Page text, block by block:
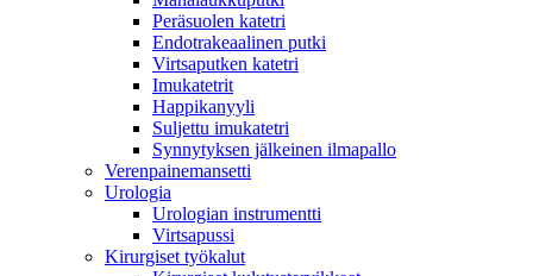
Peräsuolen katetri
Endotrakeaalinen putki
Virtsaputken katetri
Imukatetrit
Happikanyyli
Suljettu imukatetri
Synnytyksen jälkeinen ilmapallo
Verenpainemansetti
Urologia
Urologian instrumentti
Virtsapussi
Kirurgiset työkalut